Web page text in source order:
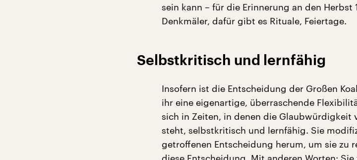
sein kann – für die Erinnerung an den Herbst
Denkmäler, dafür gibt es Rituale, Feiertage.
Selbstkritisch und lernfähig
Insofern ist die Entscheidung der Großen
ihr eine eigenartige, überraschende
sich in Zeiten, in denen die Glaubwürdigkeit
steht, selbstkritisch und lernfähig. Sie
getroffenen Entscheidung herum, um sie zu